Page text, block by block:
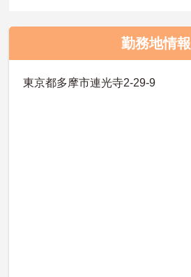
勤務地情報
東京都多摩市連光寺2-29-9